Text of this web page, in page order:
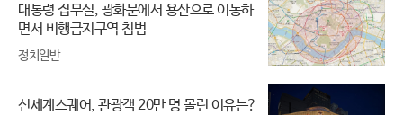
대통령 집무실, 광화문에서 용산으로 이동하
면서 비행금지구역 침범
정치일반
신세계스퀘어, 관광객 20만 명 몰린 이유는?